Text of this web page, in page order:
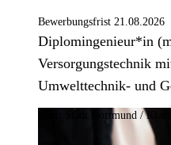
Bewerbungsfrist 21.08.2026
Diplomingenieur*in
Versorgungstechnik
Umwelttechnik- und
Stadt Dortmund /